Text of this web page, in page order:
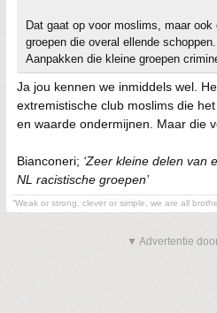
Dat gaat op voor moslims, maar
groepen die overal ellende schoppen.
Aanpakken die kleine groepen
Ja jou kennen we inmiddels wel.
extremistische club moslims die
en waarde ondermijnen. Maar die
Bianconeri; ‘Zeer kleine delen van
NL racistische groepen’
“Weak or strong, clever or simple, we are all
▼ Advertentie